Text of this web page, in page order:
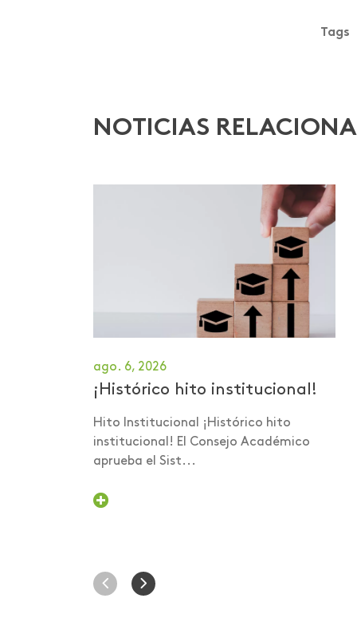
Foro internacional
Humanismo Digital
Institucional
Intercambio
Internacionalización
Investigación
Investigación Salud
Investigaciones -
ScienceTubers
Tags
NOTICIAS
ago. 6, 2026
¡Histórico hito institucional!
Hito Institucional ¡Histórico hito
institucional! El Consejo Académico
aprueba el Sist...